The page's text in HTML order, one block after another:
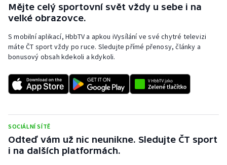
Olympijské hry
Parasport
Plavání
Plážový volejbal
Rychlobruslení
Rychlostní kanoistika
Mějte celý sportovní svět vždy u sebe i na
velké obrazovce.
S mobilní aplikací, HbbTV a apkou iVysílání ve své chytré televizi
máte ČT sport vždy po ruce. Sledujte přímé přenosy, články a
bonusový obsah kdekoli a kdykoli.
SOCIÁLNÍ SÍTĚ
Odteď vám už nic neunikne. Sledujte ČT sport
i na dalších platformách.